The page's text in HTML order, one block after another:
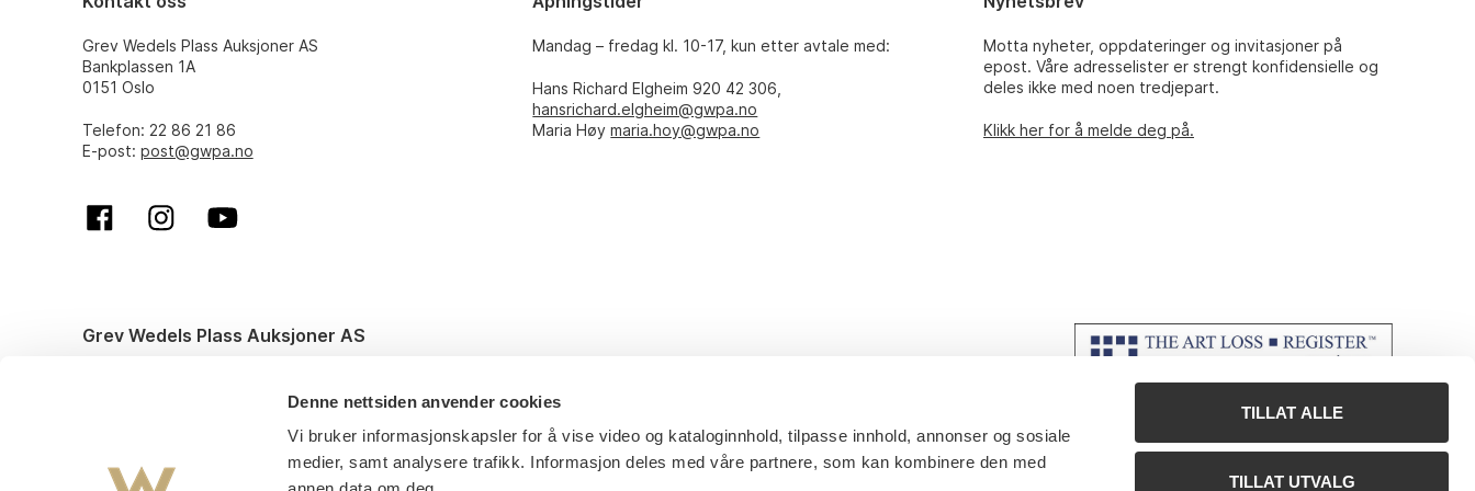
Denne nettsiden anvender cookies
Vi bruker informasjonskapsler for å vise video og kataloginnhold, tilpasse innhold, annonser og sosiale
medier, samt analysere trafikk. Informasjon deles med våre partnere, som kan kombinere den med
TILLAT ALLE
TILLAT UTVALG
Grev Wedels Plass Auksjoner AS
Bankplassen 1A
0151 Oslo
Telefon: 22 86 21 86
E-post: post@gwpa.no
Mandag – fredag kl. 10-17, kun etter avtale med:
Hans Richard Elgheim 920 42 306,
hansrichard.elgheim@gwpa.no
Maria Høymaria.hoy@gwpa.no
Motta nyheter, oppdateringer og invitasjoner på
epost. Våre adresselister er strengt konfidensielle og
deles ikke med noen tredjepart.
Klikk her for å melde deg på.
Grev Wedels Plass Auksjoner AS